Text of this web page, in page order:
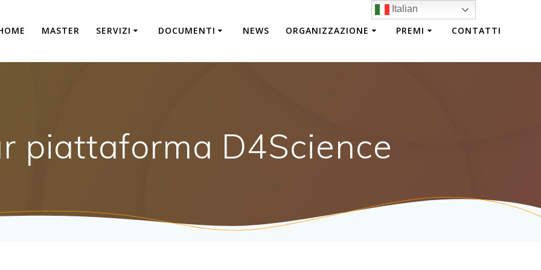
MASTER SERVIZI DOCUMENTI NEWS ORGANIZZAZIONE PREMI CONTATTI
piattaforma D4Science
Italian